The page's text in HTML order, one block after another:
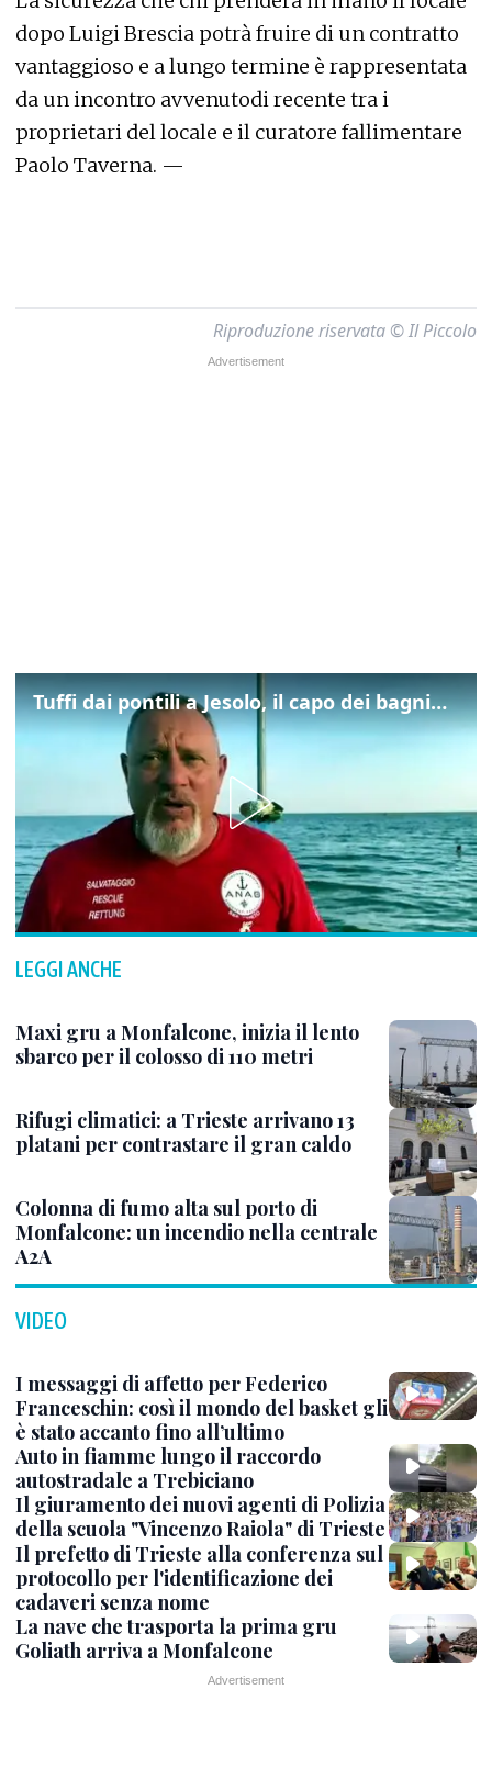
dopo Luigi Brescia potrà fruire di un contratto
vantaggioso e a lungo termine è rappresentata
da un incontro avvenutodi recente tra i
proprietari del locale e il curatore fallimentare
Paolo Taverna. —
Riproduzione riservata © Il Piccolo
Tuffi dai pontili a Jesolo, il capo dei bagnini: "L'impegno di tutti per evitare altre tragedie"
LEGGI ANCHE
Maxi gru a Monfalcone, inizia il lento
sbarco per il colosso di 110 metri
Rifugi climatici: a Trieste arrivano 13
platani per contrastare il gran caldo
Colonna di fumo alta sul porto di
Monfalcone: un incendio nella centrale
A2A
VIDEO
I messaggi di affetto per Federico
Franceschin: così il mondo del basket gli
è stato accanto fino all’ultimo
Auto in fiamme lungo il raccordo
autostradale a Trebiciano
Il giuramento dei nuovi agenti di Polizia
della scuola "Vincenzo Raiola" di Trieste
Il prefetto di Trieste alla conferenza sul
protocollo per l'identificazione dei
cadaveri senza nome
La nave che trasporta la prima gru
Goliath arriva a Monfalcone